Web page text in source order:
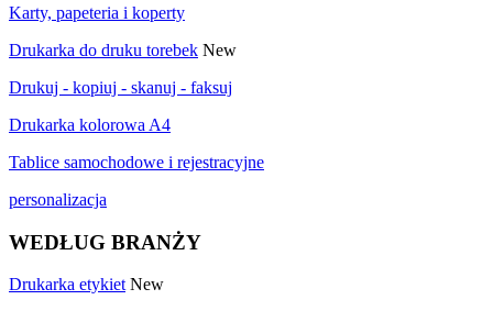
Karty, papeteria i koperty
Drukarka do druku torebek New
Drukuj - kopiuj - skanuj - faksuj
Drukarka kolorowa A4
Tablice samochodowe i rejestracyjne
personalizacja
WEDŁUG BRANŻY
Drukarka etykiet New